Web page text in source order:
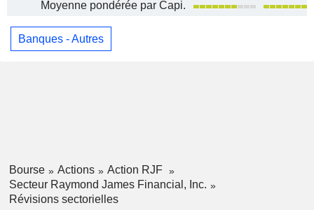
Moyenne pondérée par Capi.
Banques - Autres
Bourse Actions
Action RJF
Secteur Raymond James Financial, Inc.
Révisions sectorielles